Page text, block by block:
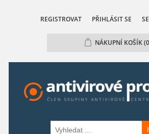
REGISTROVAT PŘIHLÁSIT SE
NÁKUPNÍ KOŠÍK